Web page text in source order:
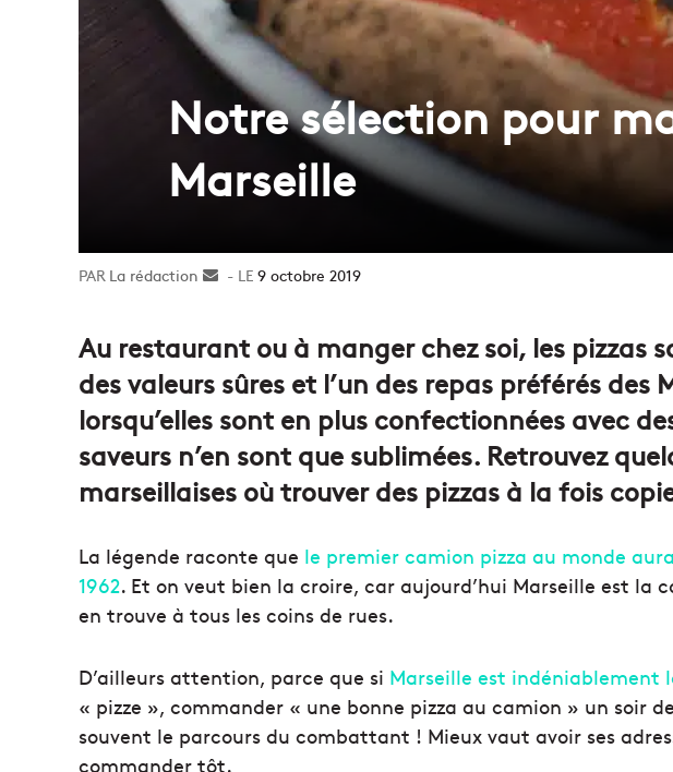
Notre sélection pour
Marseille
La rédaction
Envoyer9 octobre 2019
Au restaurant ou à manger chez soi, les pizzas
des valeurs sûres et l’un des repas préférés des
lorsqu’elles sont en plus confectionnées avec
saveurs n’en sont que sublimées. Retrouvez
marseillaises où trouver des pizzas à la fois
La légende raconte que le premier camion pizza au monde
1962. Et on veut bien la croire, car aujourd’hui Marseille est la
en trouve à tous les coins de rues.
D’ailleurs attention, parce que si Marseille est indéniablement
« pizze », commander « une bonne pizza au camion » un soir
souvent le parcours du combattant ! Mieux vaut avoir ses
commander tôt.